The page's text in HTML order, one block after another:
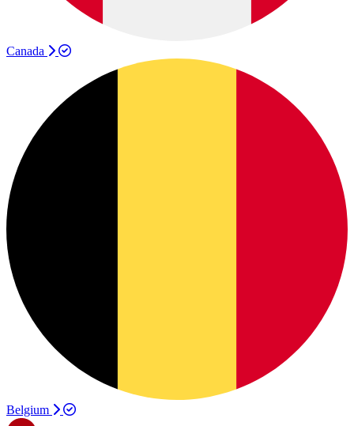
Canada
Belgium